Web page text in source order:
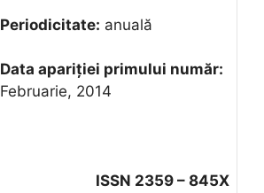
Periodicitate: anuală
Data apariţiei primului număr:
Februarie, 2014
ISSN 2359 – 845X